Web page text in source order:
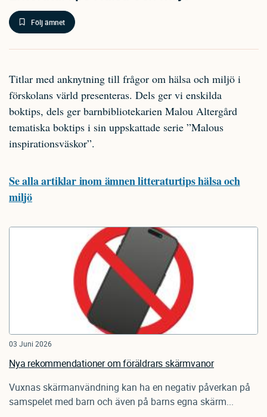
Följ ämnet
Titlar med anknytning till frågor om hälsa och miljö i
förskolans värld presenteras. Dels ger vi enskilda
boktips, dels ger barnbibliotekarien Malou Altergård
tematiska boktips i sin uppskattade serie ”Malous
inspirationsväskor”.
Se alla artiklar inom ämnen litteraturtips hälsa och
miljö
03 Juni 2026
Nya rekommendationer om föräldrars skärmvanor
Vuxnas skärmanvändning kan ha en negativ påverkan på
samspelet med barn och även på barns egna skärm...